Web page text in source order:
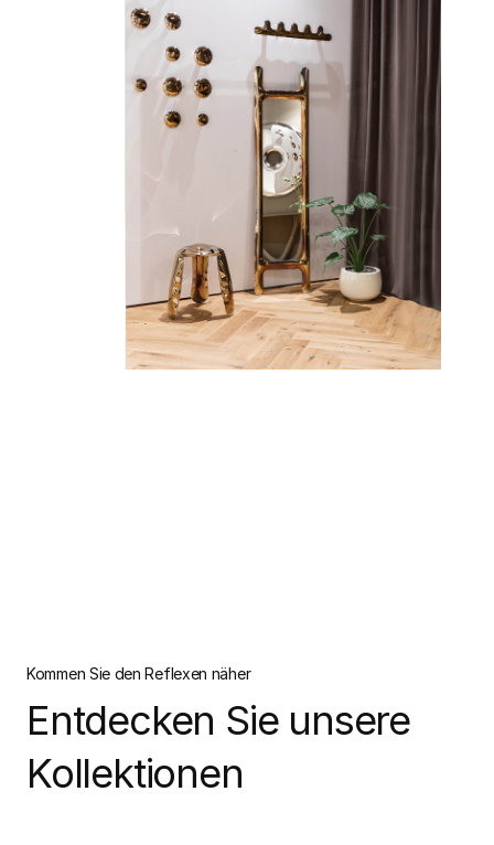
Kommen Sie den Reflexen näher
Entdecken Sie unsere
Kollektionen